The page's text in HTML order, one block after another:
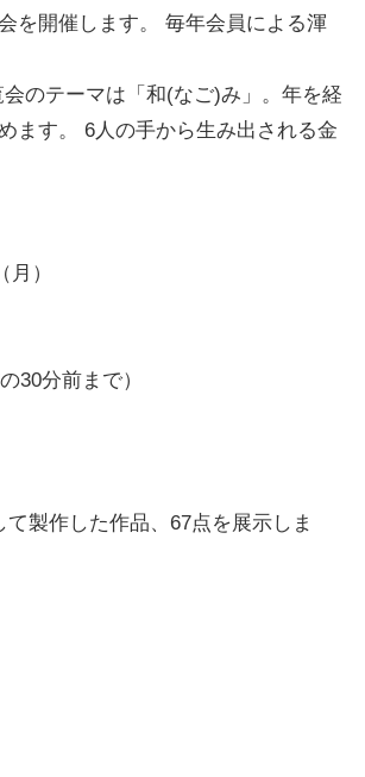
を開催します。 毎年会員による渾
のテーマは「和(なご)み」。年を経
ます。 6人の手から生み出される金
）
30分前まで）
製作した作品、67点を展示しま